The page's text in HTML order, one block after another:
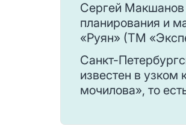
Сергей Макшанов
планирования и
«Руян» (ТМ
Санкт-
известен в узком
мочилова», то